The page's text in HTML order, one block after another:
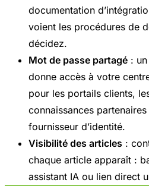
documentation
voient les procédures de
décidez.
Mot de passe partagé :
donne accès à votre
pour les portails clients,
connaissances
fournisseur d’identité.
Visibilité des articles :
chaque article apparaît :
assistant IA ou lien direct